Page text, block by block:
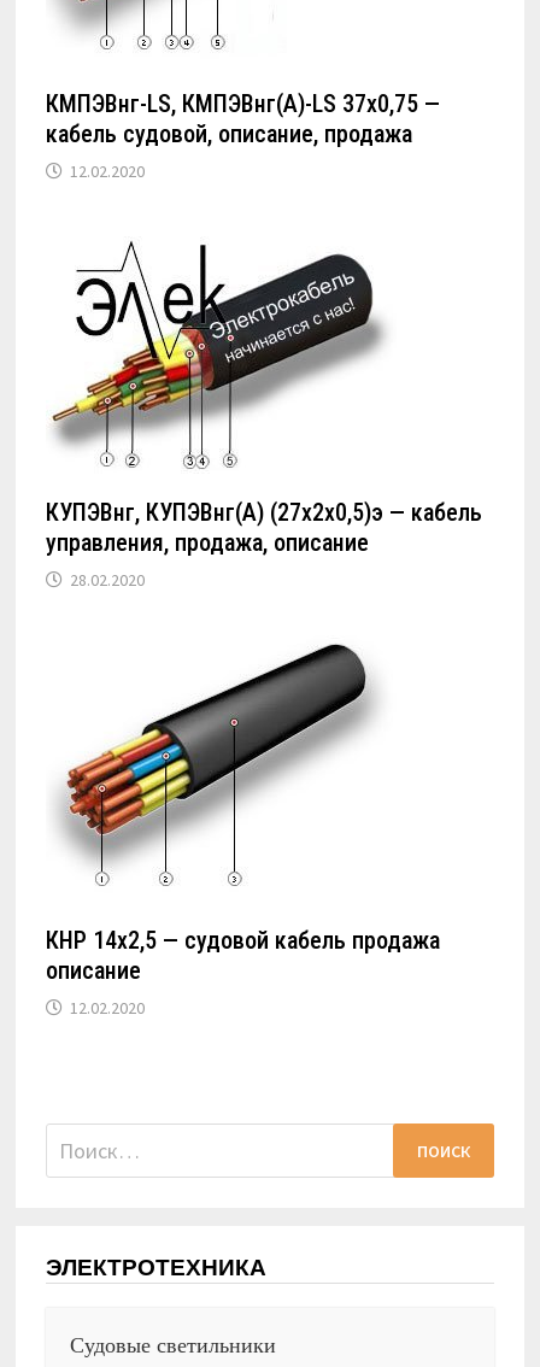
КМПЭВнг-LS, КМПЭВнг(А)-LS 37х0,75 —
кабель судовой, описание, продажа
12.02.2020
КУПЭВнг, КУПЭВнг(А) (27х2х0,5)э — кабель
управления, продажа, описание
28.02.2020
КНР 14х2,5 — судовой кабель продажа
описание
12.02.2020
Найти:
ЭЛЕКТРОТЕХНИКА
Судовые светильники